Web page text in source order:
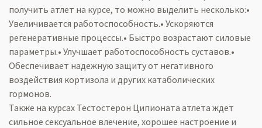
получить атлет на курсе, то можно выделить несколько:•
Увеличивается работоспособность.• Ускоряются
регенеративные процессы.• Быстро возрастают силовые
параметры.• Улучшает работоспособность суставов.•
Обеспечивает надежную защиту от негативного
воздействия кортизола и других катаболических
гормонов.
Также на курсах Тестостерон Ципионата атлета ждет
сильное сексуальное влечение, хорошее настроение и